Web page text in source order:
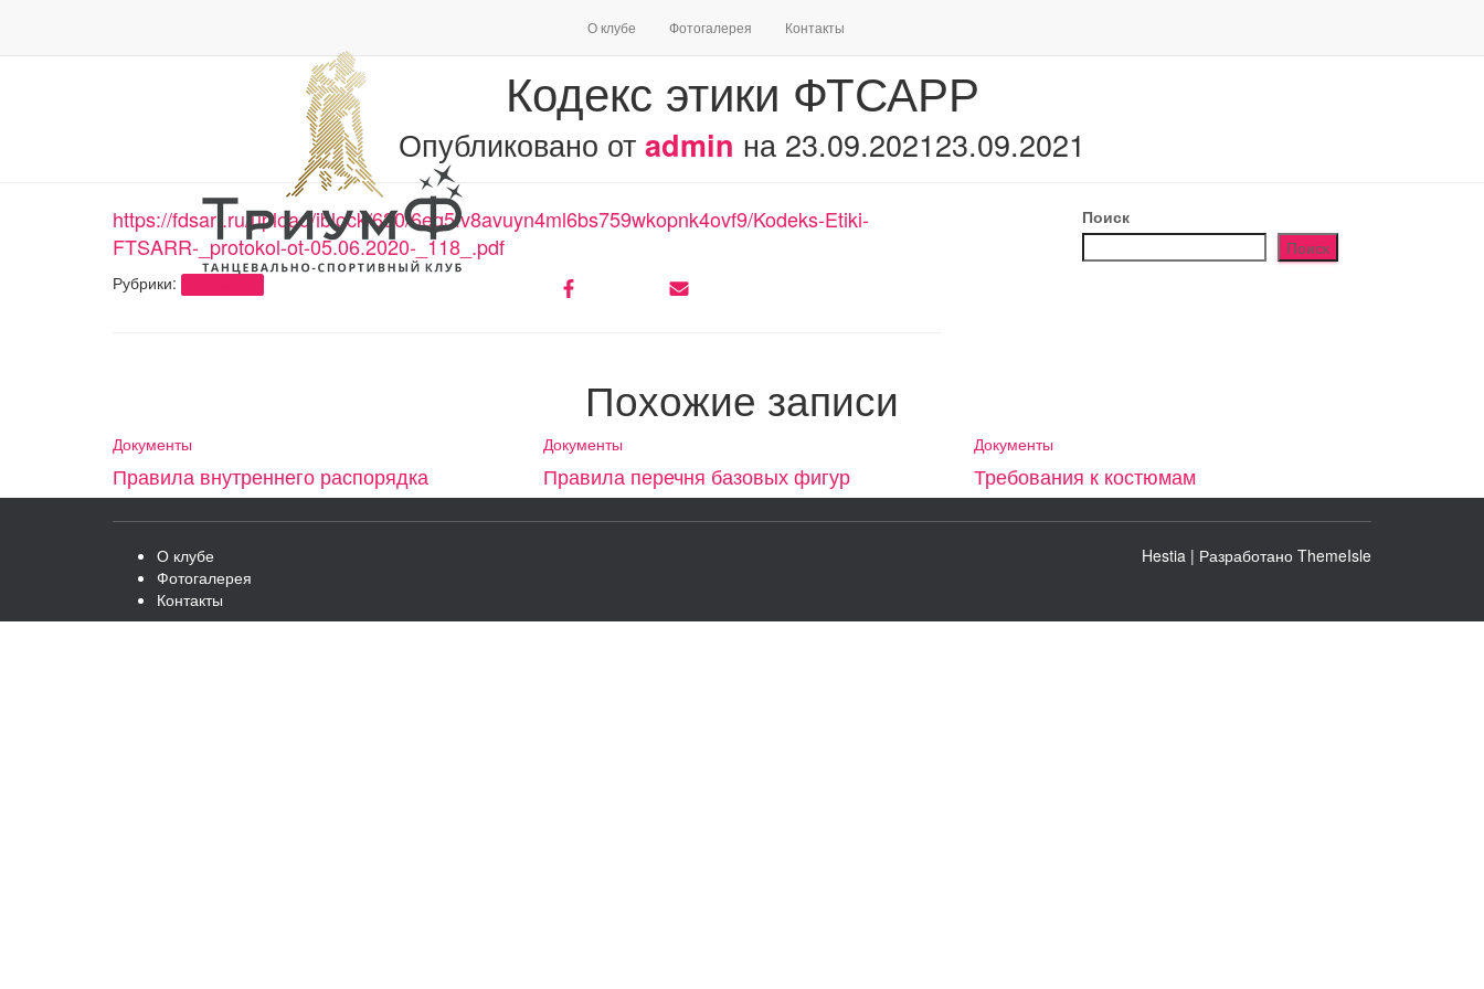
О клубе Фотогалерея Контакты
Кодекс этики ФТСАРР
Опубликовано от admin на 23.09.202123.09.2021
https://fdsarr.ru/upload/iblock/630/6eq5fv8avuyn4ml6bs759wkopnk4ovf9/Kodeks-Etiki-
FTSARR-_protokol-ot-05.06.2020-_118_.pdf
Рубрики:
Поиск
Поиск
Похожие записи
Документы
Правила внутреннего распорядка
Документы
Правила перечня базовых фигур
Документы
Требования к костюмам
О клубе
Фотогалерея
Контакты
Hestia | Разработано ThemeIsle